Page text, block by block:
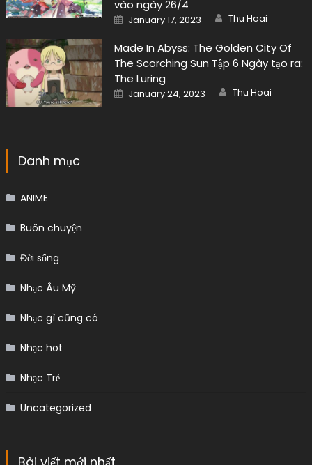
vào ngày 26/4
Posted
on
January 17, 2023 Author
Thu Hoai
Made In Abyss: The Golden City Of
The Scorching Sun Tập 6 Ngày tạo ra:
The Luring
Posted
on
January 24, 2023 Author
Thu Hoai
Danh mục
ANIME
Buôn chuyện
Đời sống
Nhạc Âu Mỹ
Nhạc gì cũng có
Nhạc hot
Nhạc Trẻ
Uncategorized